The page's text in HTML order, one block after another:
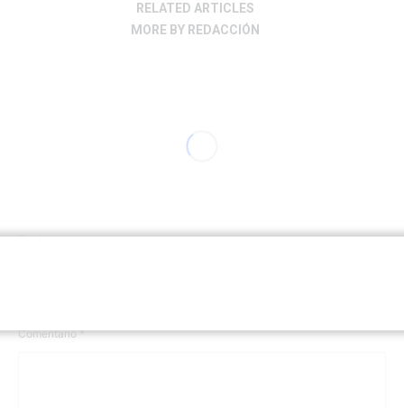
RELATED ARTICLES
MORE BY REDACCIÓN
Deja una respuesta
Comentario*